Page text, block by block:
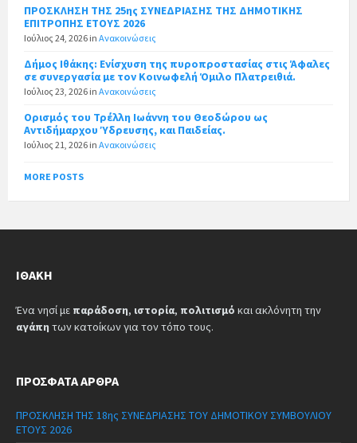
ΠΡΟΣΚΛΗΣΗ ΤΗΣ 25ης ΣΥΝΕΔΡΙΑΣΗΣ ΤΗΣ ΔΗΜΟΤΙΚΗΣ
ΕΠΙΤΡΟΠΗΣ ΕΤΟΥΣ 2026
Ιούλιος 24, 2026 in Ανακοινώσεις
Δήμος Ιθάκης: Ενίσχυση της πυροπροστασίας στις Άφαλες
σε συνεργασία με τον Κοινωφελή Όμιλο Πλατρειθιά.
Ιούλιος 23, 2026 in Ανακοινώσεις
Ορισμός του Τρέλλη Ιωάννη του Θεοδώρου ως
Αντιδήμαρχου Ύδρευσης, και Παιδείας.
Ιούλιος 21, 2026 in Ανακοινώσεις
MORE POSTS
ΙΘΆΚΗ
Ένα νησί με παράδοση, ιστορία, πολιτισμό και ακλόνητη την
αγάπη των κατοίκων για τον τόπο τους.
ΠΡΌΣΦΑΤΑ ΆΡΘΡΑ
ΠΡΟΣΚΛΗΣΗ ΤΗΣ 18ης ΣΥΝΕΔΡΙΑΣΗΣ ΤΟΥ ΔΗΜΟΤΙΚΟΥ ΣΥΜΒΟΥΛΙΟΥ
ΕΤΟΥΣ 2026